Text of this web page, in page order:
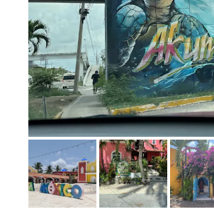
Bild melden
von Bassel